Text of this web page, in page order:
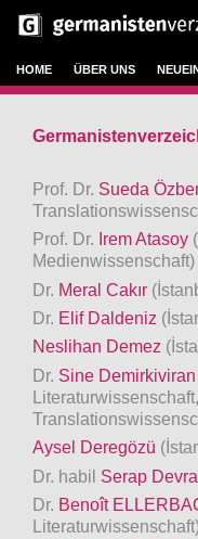
HOME ÜBER UNS
Prof. Dr. Sueda
Prof. Dr. Irem Atasoy
Medienwissenschaft)
Dr. Meral Cakır
Dr. Elif Daldeniz
Neslihan Demez
Dr. Sine Demirkiviran
Aysel Deregözü
Dr. habil Serap
Dr. Benoît